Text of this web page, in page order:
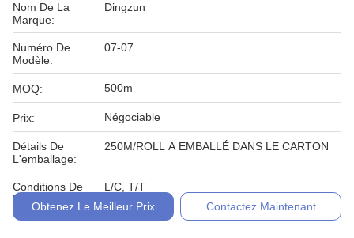
Nom De La
Marque:
Dingzun
Numéro De
Modèle:
07-07
MOQ: 500m
Prix: Négociable
Détails De
L'emballage:
250M/ROLL A EMBALLÉ DANS LE CARTON
Conditions De
Paiement:
L/C, T/T
Obtenez Le Meilleur Prix
Contactez Maintenant